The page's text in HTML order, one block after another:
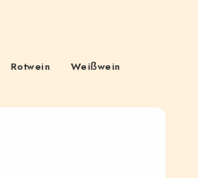
Rotwein Weißwein